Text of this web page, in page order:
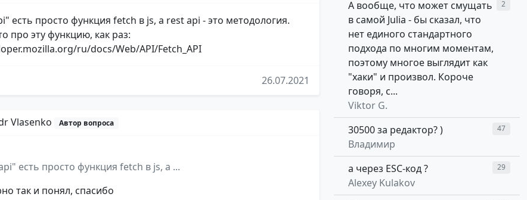
есть просто функция fetch в js, а rest api - это методология.
про эту функцию, как раз:
ru/docs/Web/API/Fetch_API
26.07.2021
Vlasenko Автор вопроса
есть просто функция fetch в js, а ...
так и понял, спасибо
А вообще, что может смущать
в самой Julia - бы сказал, что
нет единого стандартного
подхода по многим моментам,
поэтому многое выглядит как
"хаки" и произвол. Короче
говоря, с...
Viktor G.
2
30500 за редактор? )
Владимир
47
а через ESC-код ?
Alexey Kulakov
29